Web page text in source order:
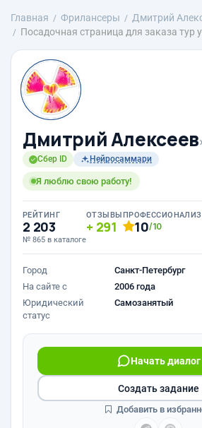
Главная Фрилансеры Дмитрий
Посадочная страница для заказа тур
Дмитрий Алексеев›
Сбер ID Нейросаммари
Я люблю свою работу!
РЕЙТИНГ
2 203
№ 865 в каталоге
ОТЗЫВЫ
291 10/10
Город
Санкт-Петербург
На сайте с
2006 года
Юридический
статус
Самозанятый
Начать диалог
Создать задание
Добавить в